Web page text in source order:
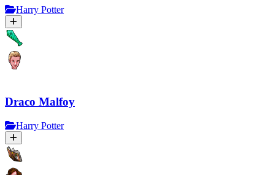
Harry Potter
Draco Malfoy
Harry Potter